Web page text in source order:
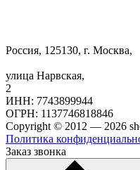
Россия, 125130, г. Москва,
улица Нарвская,
2
ИНН: 7743899944
ОГРН: 1137746818846
Copyright © 2012 — 2026
Политика
Заказ звонка